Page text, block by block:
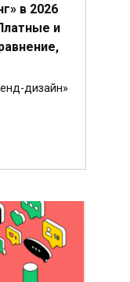
в 2026
и
дизайн»